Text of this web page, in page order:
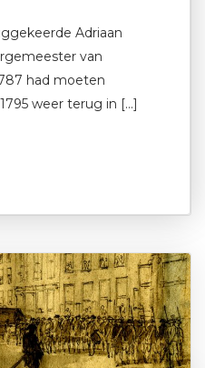
Adriaan
van
had moeten
weer terug in […]